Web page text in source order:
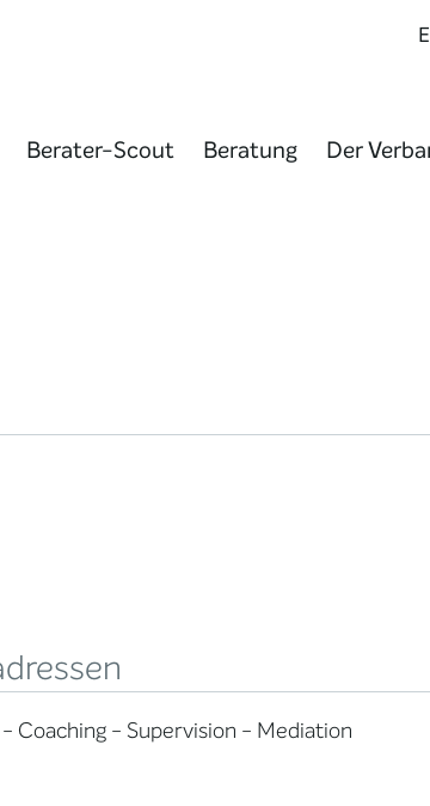
Berater-Scout Beratung Der
Coaching - Supervision - Mediation